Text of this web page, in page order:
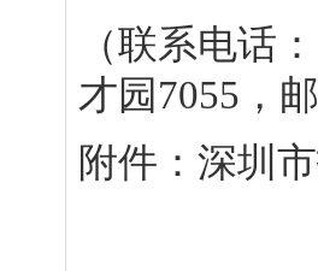
（联系电话
才园7055，
附件：深圳